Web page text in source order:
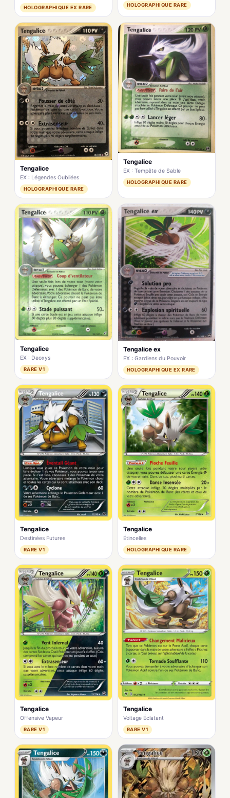
HOLOGRAPHIQUE EX RARE HOLOGRAPHIQUE RARE
Tengalice
EX : Légendes Oubliées
HOLOGRAPHIQUE RARE
Tengalice
EX : Tempête de Sable
HOLOGRAPHIQUE RARE
Tengalice
EX : Deoxys
RARE V1
Tengalice ex
EX : Gardiens du Pouvoir
HOLOGRAPHIQUE EX RARE
Tengalice
Destinées Futures
RARE V1
Tengalice
Étincelles
HOLOGRAPHIQUE RARE
Tengalice
Offensive Vapeur
RARE V1
Tengalice
Voltage Éclatant
RARE V1